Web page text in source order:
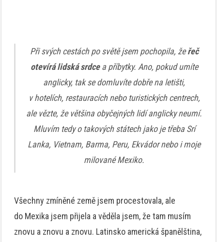
Při svých cestách po světě jsem pochopila, žeřeč
otevírá lidská srdcea příbytky. Ano, pokud umíte
anglicky, tak se domluvíte dobře na letišti,
v hotelích, restauracích nebo turistických centrech,
ale vězte, že většina obyčejných lidí anglicky neumí.
Mluvím tedy o takových státech jako je třeba Srí
Lanka, Vietnam, Barma, Peru, Ekvádor nebo i moje
milované Mexiko.
Všechny zmíněné země jsem procestovala, ale
do Mexika jsem přijela a věděla jsem, že tam musím
znovu a znovu a znovu. Latinsko americká španělština,